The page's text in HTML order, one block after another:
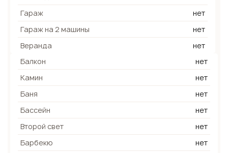
Гараж
нет
Гараж на 2 машины
нет
Веранда
нет
Балкон
нет
Камин
нет
Баня
нет
Бассейн
нет
Второй свет
нет
Барбекю
нет